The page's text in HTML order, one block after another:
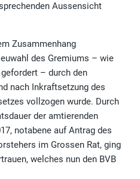
Aussensicht
Zusammenhang
des Gremiums – wie
– durch den
nach Inkraftsetzung des
vollzogen wurde. Durch
der amtierenden
notabene auf Antrag des
im Grossen Rat, ging
welches nun den BVB